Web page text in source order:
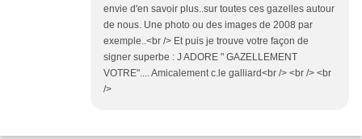
envie d'en savoir plus..sur toutes ces gazelles autour
de nous. Une photo ou des images de 2008 par
exemple..<br /> Et puis je trouve votre façon de
signer superbe : J ADORE " GAZELLEMENT
VOTRE".... Amicalement c.le galliard<br /> <br /> <br
/>